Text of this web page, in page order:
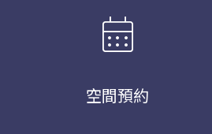
calendar_month
空間預約